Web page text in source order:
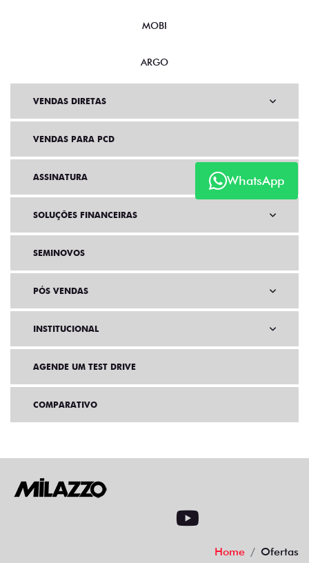
WhatsApp
MOBI
ARGO
VENDAS DIRETAS
VENDAS PARA PCD
ASSINATURA
SOLUÇÕES FINANCEIRAS
SEMINOVOS
PÓS VENDAS
INSTITUCIONAL
AGENDE UM TEST DRIVE
COMPARATIVO
Home Ofertas